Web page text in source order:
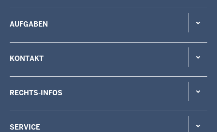
AUFGABEN
KONTAKT
RECHTS-INFOS
SERVICE